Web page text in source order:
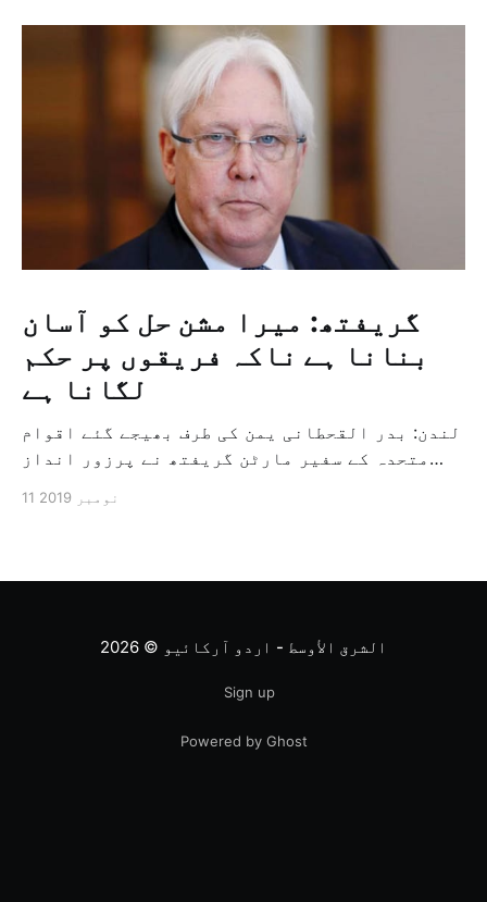
گریفتھ: میرا مشن حل کو آسان
بنانا ہے ناکہ فریقوں پر حکم
لگانا ہے
لندن: بدر القحطانی یمن کی طرف بھیجے گئے اقوام
متحدہ کے سفیر مارٹن گریفتھ نے پرزور انداز
ثالثی اور اس کشمکش کی حدبندی کرنے کے لئے ایک
11 نومبر 2019
الشرق الأوسط - اردو آرکائیو © 2026
Sign up
Powered by Ghost